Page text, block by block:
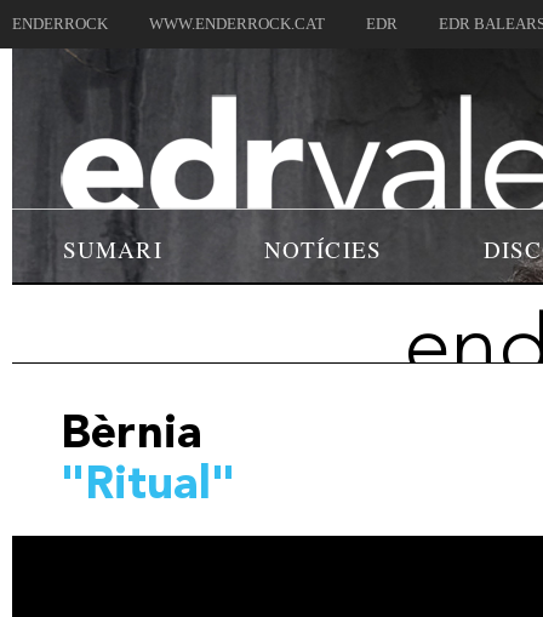
ENDERROCK WWW.ENDERROCK.CAT EDR EDR
SUMARI NOTÍCIES
Bèrnia
"Ritual"